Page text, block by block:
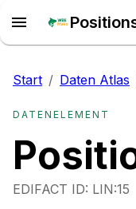
Start / Daten Atlas
DATENELEMENT
EDIFACT ID: LIN:15